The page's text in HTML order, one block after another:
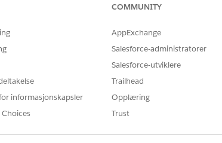
Care Management gjør det enklere
med Health Cloud og tilleggslisensen Home Health
NØDVENDIGE BRUKERTILLATELSER
Tillatelsessettet
informasjonskapsler
Choices
COMMUNITY
AppExchange
Salesforce-administratorer
Salesforce-utviklere
Trailhead
Opplæring
Trust